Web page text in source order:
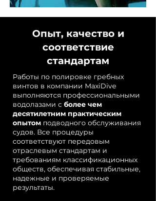
Опыт, качество и
соответствие
стандартам
Работы по полировке гребных
винтов в компании MaxiDive
выполняются профессиональными
водолазами с более чем
десятилетним практическим
опытом подводного обслуживания
судов. Все процедуры
соответствуют передовым
отраслевым стандартам и
требованиям классификационных
обществ, обеспечивая стабильные,
надежные и проверяемые
результаты.